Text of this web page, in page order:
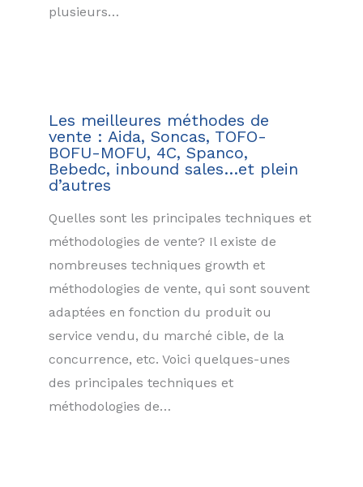
plusieurs…
Les meilleures méthodes de
vente : Aida, Soncas, TOFO-
BOFU-MOFU, 4C, Spanco,
Bebedc, inbound sales…et plein
d’autres
Quelles sont les principales techniques et
méthodologies de vente? Il existe de
nombreuses techniques growth et
méthodologies de vente, qui sont souvent
adaptées en fonction du produit ou
service vendu, du marché cible, de la
concurrence, etc. Voici quelques-unes
des principales techniques et
méthodologies de…